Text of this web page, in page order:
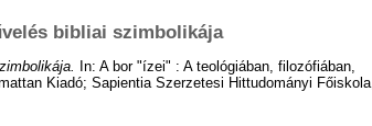
bibliai szimbolikája
In: A bor "ízei" : A teológiában, filozófiában,
Kiadó; Sapientia Szerzetesi Hittudományi Főiskola,